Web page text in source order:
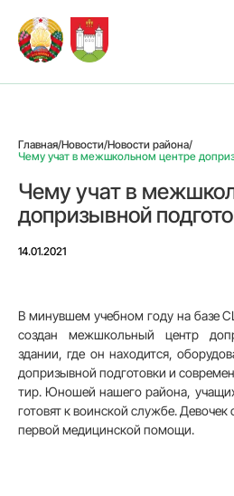
Главная/Новости/Новости района/
Чему учат в межшкольном центре
Чему учат в
допризывной
14.01.2021
В минувшем учебном году на базе
создан межшкольный центр
здании, где он находится,
допризывной подготовки и
тир. Юношей нашего района,
готовят к воинской службе.
первой медицинской помощи.